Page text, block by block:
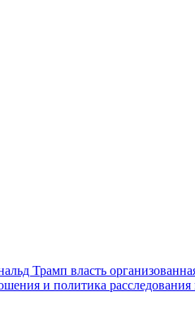
Трамп власть
и политика расследования